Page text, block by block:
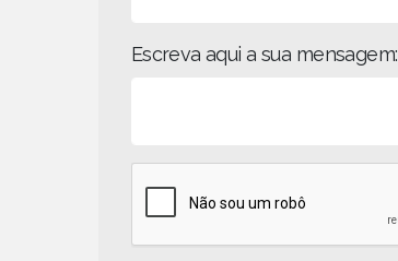
Escreva aqui a sua mensagem: